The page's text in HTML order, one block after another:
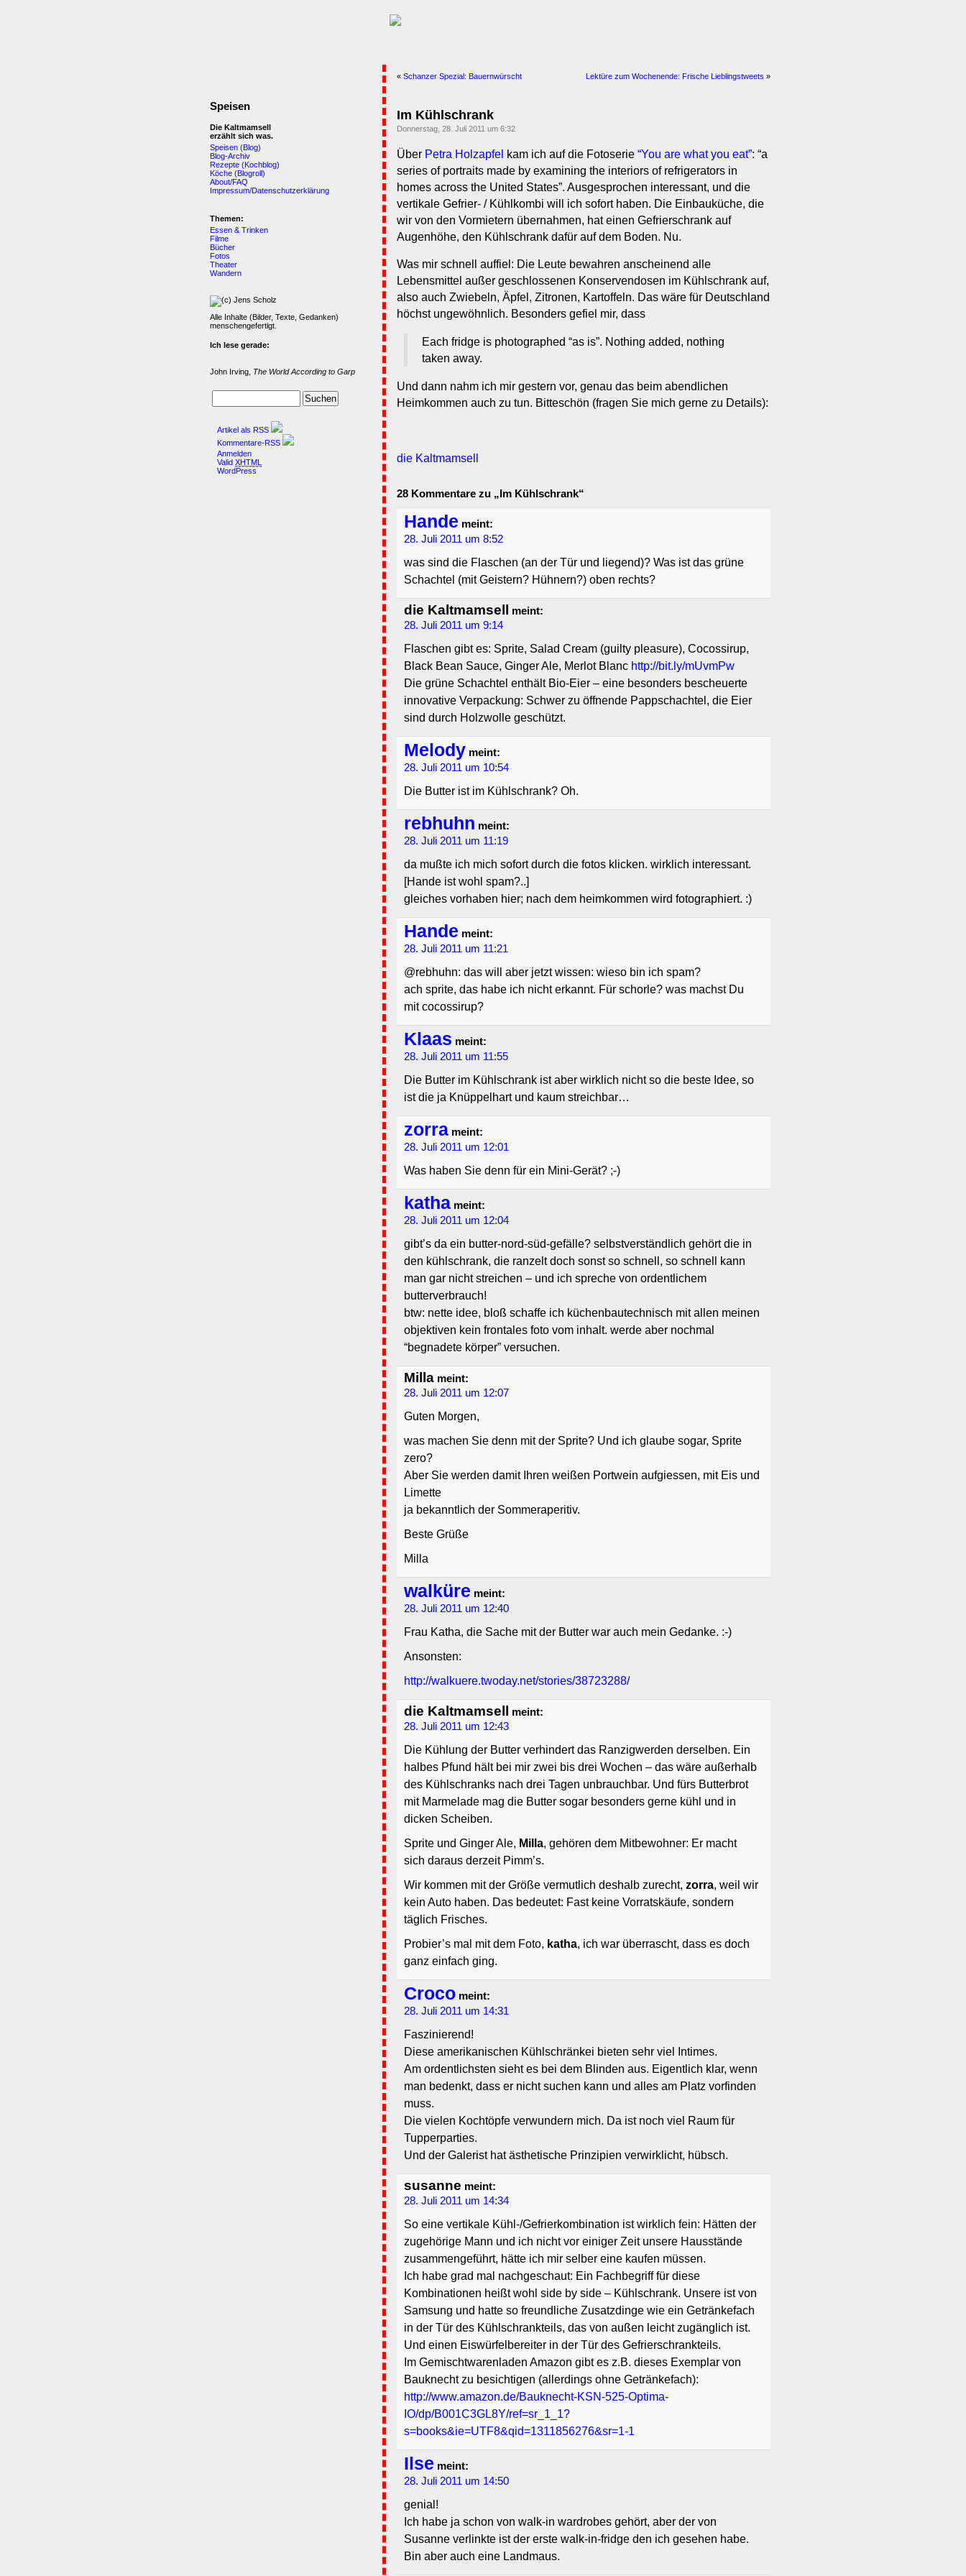
« Schanzer Spezial: Bauernwürscht Lektüre zum Wochenende: Frische Lieblingstweets »
Im Kühlschrank
Donnerstag, 28. Juli 2011 um 6:32
Über Petra Holzapfel kam ich auf die Fotoserie “You are what you eat”: “a
series of portraits made by examining the interiors of refrigerators in
homes across the United States”. Ausgesprochen interessant, und die
vertikale Gefrier- / Kühlkombi will ich sofort haben. Die Einbauküche, die
wir von den Vormietern übernahmen, hat einen Gefrierschrank auf
Augenhöhe, den Kühlschrank dafür auf dem Boden. Nu.
Was mir schnell auffiel: Die Leute bewahren anscheinend alle
Lebensmittel außer geschlossenen Konservendosen im Kühlschrank auf,
also auch Zwiebeln, Äpfel, Zitronen, Kartoffeln. Das wäre für Deutschland
höchst ungewöhnlich. Besonders gefiel mir, dass
Each fridge is photographed “as is”. Nothing added, nothing
taken away.
Und dann nahm ich mir gestern vor, genau das beim abendlichen
Heimkommen auch zu tun. Bitteschön (fragen Sie mich gerne zu Details):
die Kaltmamsell
28 Kommentare zu „Im Kühlschrank“
Hande meint:
28. Juli 2011 um 8:52
was sind die Flaschen (an der Tür und liegend)? Was ist das grüne
Schachtel (mit Geistern? Hühnern?) oben rechts?
die Kaltmamsell
meint:
28. Juli 2011 um 9:14
Flaschen gibt es: Sprite, Salad Cream (guilty pleasure), Cocossirup,
Black Bean Sauce, Ginger Ale, Merlot Blanc http://bit.ly/mUvmPw
Die grüne Schachtel enthält Bio-Eier – eine besonders bescheuerte
innovative Verpackung: Schwer zu öffnende Pappschachtel, die Eier
sind durch Holzwolle geschützt.
Melody meint:
28. Juli 2011 um 10:54
Die Butter ist im Kühlschrank? Oh.
rebhuhn meint:
28. Juli 2011 um 11:19
da mußte ich mich sofort durch die fotos klicken. wirklich interessant.
[Hande ist wohl spam?..]
gleiches vorhaben hier; nach dem heimkommen wird fotographiert. :)
Hande meint:
28. Juli 2011 um 11:21
@rebhuhn: das will aber jetzt wissen: wieso bin ich spam?
ach sprite, das habe ich nicht erkannt. Für schorle? was machst Du
mit cocossirup?
Klaas meint:
28. Juli 2011 um 11:55
Die Butter im Kühlschrank ist aber wirklich nicht so die beste Idee, so
ist die ja Knüppelhart und kaum streichbar…
zorra meint:
28. Juli 2011 um 12:01
Was haben Sie denn für ein Mini-Gerät? ;-)
katha meint:
28. Juli 2011 um 12:04
gibt’s da ein butter-nord-süd-gefälle? selbstverständlich gehört die in
den kühlschrank, die ranzelt doch sonst so schnell, so schnell kann
man gar nicht streichen – und ich spreche von ordentlichem
butterverbrauch!
btw: nette idee, bloß schaffe ich küchenbautechnisch mit allen meinen
objektiven kein frontales foto vom inhalt. werde aber nochmal
“begnadete körper” versuchen.
Milla meint:
28. Juli 2011 um 12:07
Guten Morgen,
was machen Sie denn mit der Sprite? Und ich glaube sogar, Sprite
zero?
Aber Sie werden damit Ihren weißen Portwein aufgiessen, mit Eis und
Limette
ja bekanntlich der Sommeraperitiv.
Beste Grüße
Milla
walküre meint:
28. Juli 2011 um 12:40
Frau Katha, die Sache mit der Butter war auch mein Gedanke. :-)
Ansonsten:
http://walkuere.twoday.net/stories/38723288/
die Kaltmamsell
meint:
28. Juli 2011 um 12:43
Die Kühlung der Butter verhindert das Ranzigwerden derselben. Ein
halbes Pfund hält bei mir zwei bis drei Wochen – das wäre außerhalb
des Kühlschranks nach drei Tagen unbrauchbar. Und fürs Butterbrot
mit Marmelade mag die Butter sogar besonders gerne kühl und in
dicken Scheiben.
Sprite und Ginger Ale, Milla, gehören dem Mitbewohner: Er macht
sich daraus derzeit Pimm’s.
Wir kommen mit der Größe vermutlich deshalb zurecht, zorra, weil wir
kein Auto haben. Das bedeutet: Fast keine Vorratskäufe, sondern
täglich Frisches.
Probier’s mal mit dem Foto, katha, ich war überrascht, dass es doch
ganz einfach ging.
Croco meint:
28. Juli 2011 um 14:31
Faszinierend!
Diese amerikanischen Kühlschränkei bieten sehr viel Intimes.
Am ordentlichsten sieht es bei dem Blinden aus. Eigentlich klar, wenn
man bedenkt, dass er nicht suchen kann und alles am Platz vorfinden
muss.
Die vielen Kochtöpfe verwundern mich. Da ist noch viel Raum für
Tupperparties.
Und der Galerist hat ästhetische Prinzipien verwirklicht, hübsch.
susanne meint:
28. Juli 2011 um 14:34
So eine vertikale Kühl-/Gefrierkombination ist wirklich fein: Hätten der
zugehörige Mann und ich nicht vor einiger Zeit unsere Hausstände
zusammengeführt, hätte ich mir selber eine kaufen müssen.
Ich habe grad mal nachgeschaut: Ein Fachbegriff für diese
Kombinationen heißt wohl side by side – Kühlschrank. Unsere ist von
Samsung und hatte so freundliche Zusatzdinge wie ein Getränkefach
in der Tür des Kühlschrankteils, das von außen leicht zugänglich ist.
Und einen Eiswürfelbereiter in der Tür des Gefrierschrankteils.
Im Gemischtwarenladen Amazon gibt es z.B. dieses Exemplar von
Bauknecht zu besichtigen (allerdings ohne Getränkefach):
http://www.amazon.de/Bauknecht-KSN-525-Optima-
IO/dp/B001C3GL8Y/ref=sr_1_1?
s=books&ie=UTF8&qid=1311856276&sr=1-1
Ilse meint:
28. Juli 2011 um 14:50
genial!
Ich habe ja schon von walk-in wardrobes gehört, aber der von
Susanne verlinkte ist der erste walk-in-fridge den ich gesehen habe.
Bin aber auch eine Landmaus.
Speisen
Die Kaltmamsell
erzählt sich was.
Speisen (Blog)
Blog-Archiv
Rezepte (Kochblog)
Köche (Blogroll)
About/FAQ
Impressum/Datenschutzerklärung
Themen:
Essen & Trinken
Filme
Bücher
Fotos
Theater
Wandern
Alle Inhalte (Bilder, Texte, Gedanken)
menschengefertigt.
Ich lese gerade:
John Irving, The World According to Garp
Artikel als RSS
Kommentare-RSS
Anmelden
Valid XHTML
WordPress